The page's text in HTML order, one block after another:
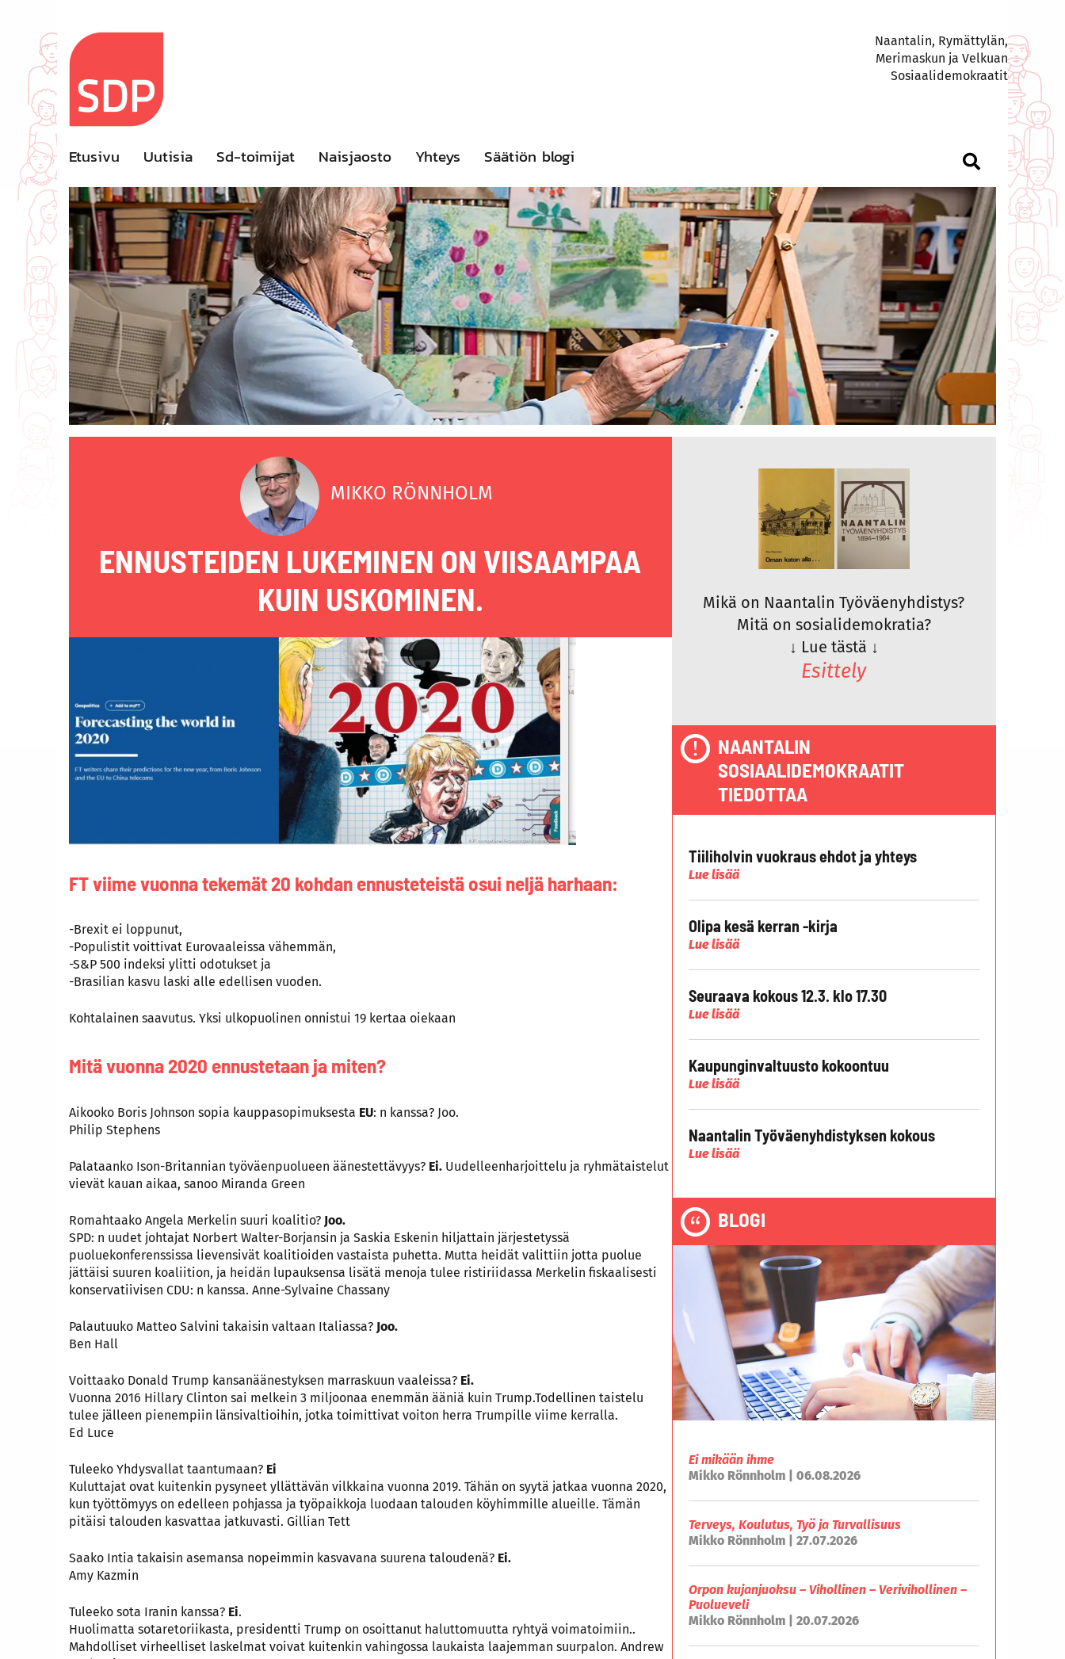
content
Naantalin, Rymättylän,
Merimaskun ja Velkuan
Sosiaalidemokraatit
Etusivu Uutisia Sd-toimijat Naisjaosto Yhteys Säätiön blogi
MIKKO RÖNNHOLM
ENNUSTEIDEN LUKEMINEN ON VIISAAMPAA
KUIN USKOMINEN.
FT viime vuonna tekemät 20 kohdan ennusteteistä osui neljä harhaan:
-Brexit ei loppunut,
-Populistit voittivat Eurovaaleissa vähemmän,
-S&P 500 indeksi ylitti odotukset ja
-Brasilian kasvu laski alle edellisen vuoden.
Kohtalainen saavutus. Yksi ulkopuolinen onnistui 19 kertaa oiekaan
Mitä vuonna 2020 ennustetaan ja miten?
Aikooko Boris Johnson sopia kauppasopimuksesta EU: n kanssa? Joo.
Philip Stephens
Palataanko Ison-Britannian työväenpuolueen äänestettävyys? Ei. Uudelleenharjoittelu ja ryhmätaistelut
vievät kauan aikaa, sanoo Miranda Green
Romahtaako Angela Merkelin suuri koalitio? Joo.
SPD: n uudet johtajat Norbert Walter-Borjansin ja Saskia Eskenin hiljattain järjestetyssä
puoluekonferenssissa lievensivät koalitioiden vastaista puhetta. Mutta heidät valittiin jotta puolue
jättäisi suuren koaliition, ja heidän lupauksensa lisätä menoja tulee ristiriidassa Merkelin fiskaalisesti
konservatiivisen CDU: n kanssa. Anne-Sylvaine Chassany
Palautuuko Matteo Salvini takaisin valtaan Italiassa? Joo.
Ben Hall
Voittaako Donald Trump kansanäänestyksen marraskuun vaaleissa? Ei.
Vuonna 2016 Hillary Clinton sai melkein 3 miljoonaa enemmän ääniä kuin Trump.Todellinen taistelu
tulee jälleen pienempiin länsivaltioihin, jotka toimittivat voiton herra Trumpille viime kerralla.
Ed Luce
Tuleeko Yhdysvallat taantumaan? Ei
Kuluttajat ovat kuitenkin pysyneet yllättävän vilkkaina vuonna 2019. Tähän on syytä jatkaa vuonna 2020,
kun työttömyys on edelleen pohjassa ja työpaikkoja luodaan talouden köyhimmille alueille. Tämän
pitäisi talouden kasvattaa jatkuvasti. Gillian Tett
Saako Intia takaisin asemansa nopeimmin kasvavana suurena taloudenä? Ei.
Amy Kazmin
Tuleeko sota Iranin kanssa? Ei.
Huolimatta sotaretoriikasta, presidentti Trump on osoittanut haluttomuutta ryhtyä voimatoimiin..
Mahdolliset virheelliset laskelmat voivat kuitenkin vahingossa laukaista laajemman suurpalon. Andrew
Mikä on Naantalin Työväenyhdistys?
Mitä on sosialidemokratia?
↓ Lue tästä ↓
Esittely
NAANTALIN
SOSIAALIDEMOKRAATIT
TIEDOTTAA
Tiiliholvin vuokraus ehdot ja yhteys
Lue lisää
Olipa kesä kerran -kirja
Lue lisää
Seuraava kokous 12.3. klo 17.30
Lue lisää
Kaupunginvaltuusto kokoontuu
Lue lisää
Naantalin Työväenyhdistyksen kokous
Lue lisää
BLOGI
Ei mikään ihme
Mikko Rönnholm | 06.08.2026
Terveys, Koulutus, Työ ja Turvallisuus
Mikko Rönnholm | 27.07.2026
Orpon kujanjuoksu – Vihollinen – Verivihollinen –
Puolueveli
Mikko Rönnholm | 20.07.2026